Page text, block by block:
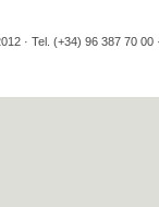
· Tel. (+34) 96 387 70 00 ·